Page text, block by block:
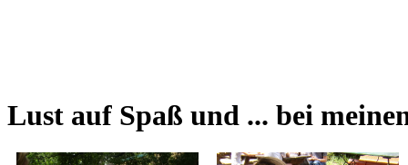
Lust auf Spaß und ... bei